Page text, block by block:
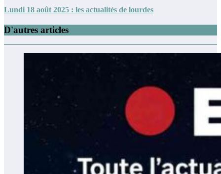
Lundi 18 août 2025 : les actualités de lourdes
D'autres articles